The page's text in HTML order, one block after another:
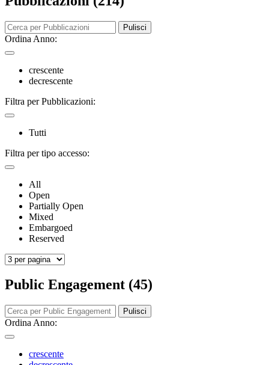
Pulisci
Ordina Anno:
crescente
decrescente
Filtra per Pubblicazioni:
Tutti
Filtra per tipo accesso:
All
Open
Partially Open
Mixed
Embargoed
Reserved
Public Engagement (45)
Pulisci
Ordina Anno:
crescente